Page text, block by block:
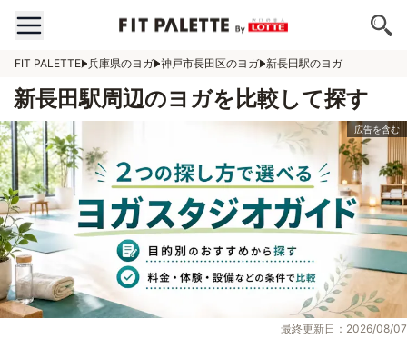
FIT PALETTE 兵庫県のヨガ 神戸市長田区のヨガ 新長田駅のヨガ
新長田駅周辺のヨガを比較して探す
最終更新日：2026/08/07